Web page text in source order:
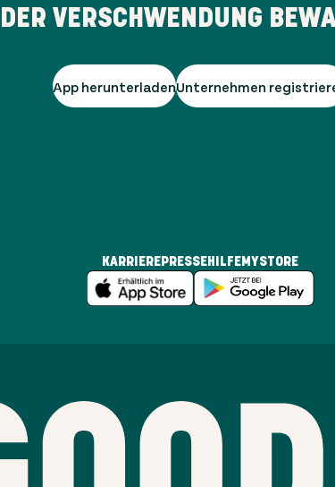
DER VERSCHWENDUNG
App herunterladenUnternehmen
KARRIERE PRESSE HILFE MYSTORE